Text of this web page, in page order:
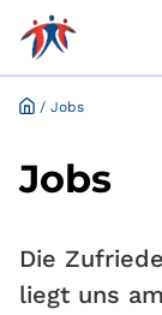
/ Jobs
Jobs
Die
liegt uns